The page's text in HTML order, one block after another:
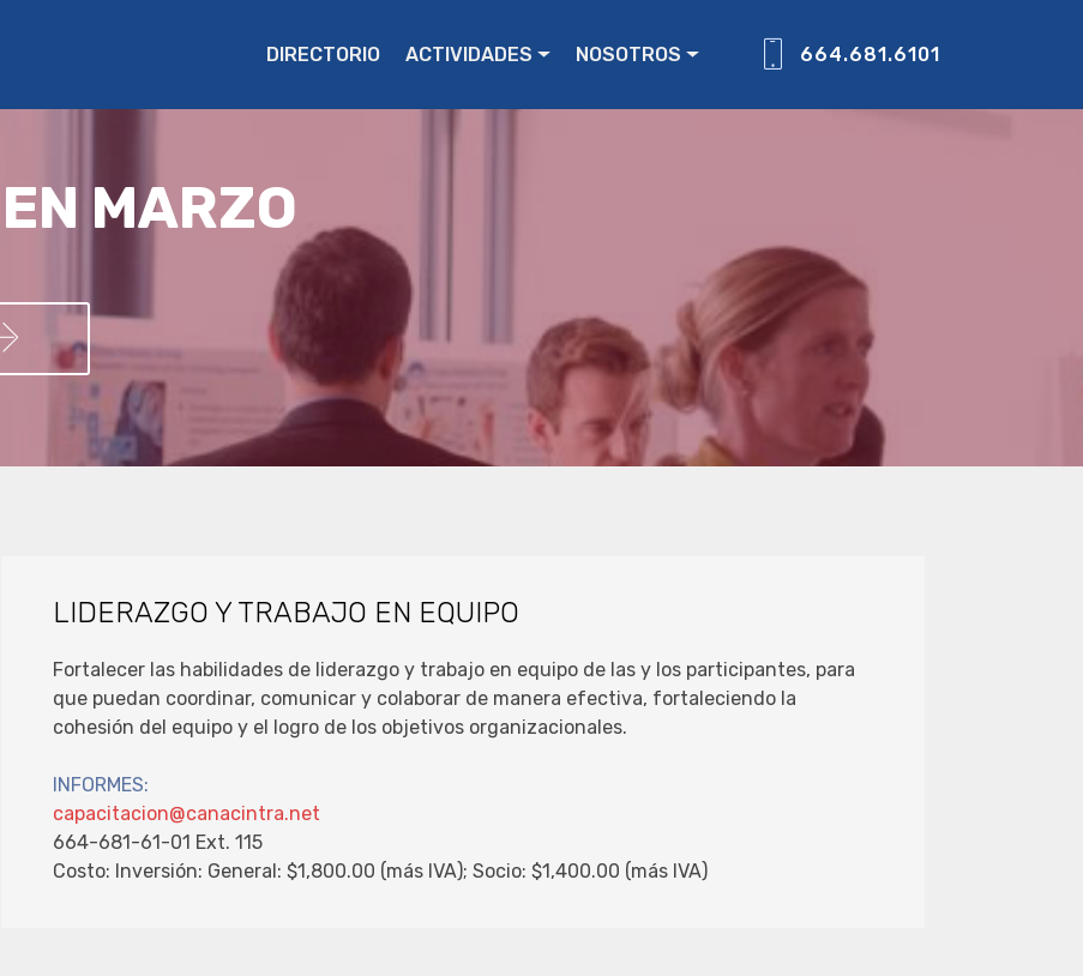
DIRECTORIO ACTIVIDADES NOSOTROS 664.681.6101
MARZO
LIDERAZGO Y TRABAJO EN EQUIPO
Fortalecer las habilidades de liderazgo y trabajo en equipo de las y los participantes, para
que puedan coordinar, comunicar y colaborar de manera efectiva, fortaleciendo la
cohesión del equipo y el logro de los objetivos organizacionales.
INFORMES:
capacitacion@canacintra.net
664-681-61-01 Ext. 115
Costo: Inversión: General: $1,800.00 (más IVA); Socio: $1,400.00 (más IVA)